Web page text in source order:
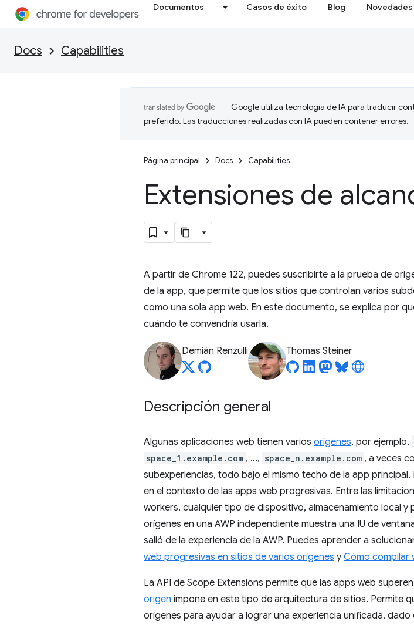
Documentos Casos de éxito Blog
Docs Capabilities
Google utiliza tecnología de IA para traducir
preferido. Las traducciones realizadas con IA pueden contener errores.
Página principal Docs Capabilities
Extensiones de
A partir de Chrome 122, puedes suscribirte a la prueba de
de la app, que permite que los sitios que controlan varios
como una sola app web. En este documento, se explica por
cuándo te convendría usarla.
Demián Renzulli Thomas Steiner
Descripción general
Algunas aplicaciones web tienen varios orígenes, por ejemplo,
space_1.example.com , …, space_n.example.com , a veces
subexperiencias, todo bajo el mismo techo de la app
en el contexto de las apps web progresivas. Entre las
workers, cualquier tipo de dispositivo, almacenamiento local
orígenes en una AWP independiente muestra una IU de
salió de la experiencia de la AWP. Puedes aprender a
web progresivas en sitios de varios orígenes y Cómo compilar
La API de Scope Extensions permite que las apps web
origen impone en este tipo de arquitectura de sitios. Permite
orígenes para ayudar a lograr una experiencia unificada,